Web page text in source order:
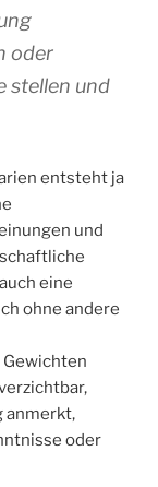
oder
stellen und
entsteht ja
und
eine
ohne andere
anmerkt,
oder